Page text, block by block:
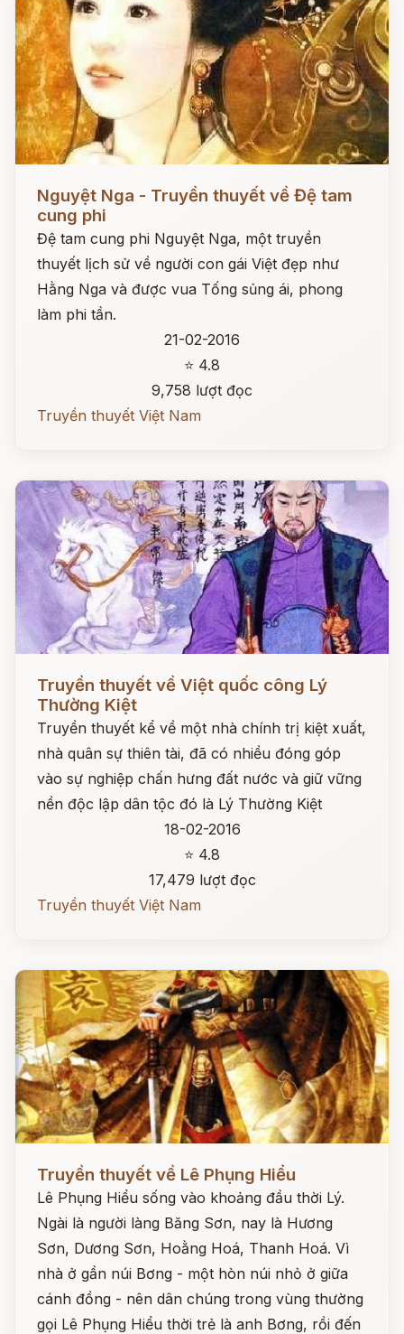
Nguyệt Nga - Truyền thuyết về Đệ tam
cung phi
Đệ tam cung phi Nguyệt Nga, một truyền
thuyết lịch sử về người con gái Việt đẹp như
Hằng Nga và được vua Tống sủng ái, phong
làm phi tần.
21-02-2016
⭐ 4.8
9,758 lượt đọc
Truyền thuyết Việt Nam
Đọc ngay
Truyền thuyết về Việt quốc công Lý
Thường Kiệt
Truyền thuyết kể về một nhà chính trị kiệt xuất,
nhà quân sự thiên tài, đã có nhiều đóng góp
vào sự nghiệp chấn hưng đất nước và giữ vững
nền độc lập dân tộc đó là Lý Thường Kiệt
18-02-2016
⭐ 4.8
17,479 lượt đọc
Truyền thuyết Việt Nam
Đọc ngay
Truyền thuyết về Lê Phụng Hiểu
Lê Phụng Hiểu sống vào khoảng đầu thời Lý.
Ngài là người làng Băng Sơn, nay là Hương
Sơn, Dương Sơn, Hoằng Hoá, Thanh Hoá. Vì
nhà ở gần núi Bơng - một hòn núi nhỏ ở giữa
cánh đồng - nên dân chúng trong vùng thường
gọi Lê Phụng Hiểu thời trẻ là anh Bơng, rồi đến